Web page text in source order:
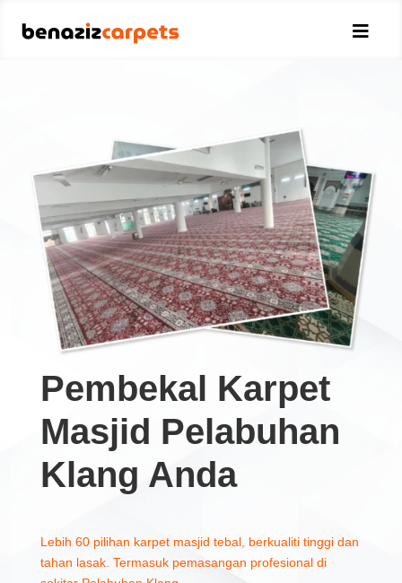

Pembekal Karpet
Masjid Pelabuhan
Klang Anda
Lebih 60 pilihan karpet masjid tebal, berkualiti tinggi dan
tahan lasak. Termasuk pemasangan profesional di